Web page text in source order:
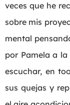
veces que he
sobre mis
mental
por Pamela a
escuchar, en
sus quejas y